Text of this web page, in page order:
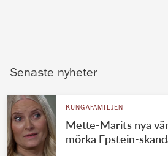
Senaste nyheter
KUNGAFAMILJEN
Mette-Marits nya
mörka Epstein-